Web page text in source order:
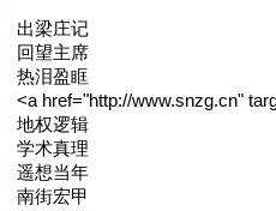
出梁庄记
回望主席
热泪盈眶
<a href="http://www.snzg.cn"
地权逻辑
学术真理
遥想当年
南街宏甲